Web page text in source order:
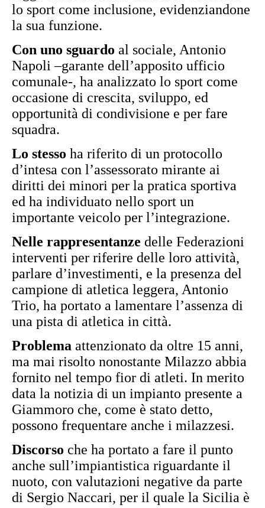
lo sport come inclusione, evidenziandone
la sua funzione.
Con uno sguardo al sociale, Antonio
Napoli –garante dell’apposito ufficio
comunale-, ha analizzato lo sport come
occasione di crescita, sviluppo, ed
opportunità di condivisione e per fare
squadra.
Lo stesso ha riferito di un protocollo
d’intesa con l’assessorato mirante ai
diritti dei minori per la pratica sportiva
ed ha individuato nello sport un
importante veicolo per l’integrazione.
Nelle rappresentanze delle Federazioni
interventi per riferire delle loro attività,
parlare d’investimenti, e la presenza del
campione di atletica leggera, Antonio
Trio, ha portato a lamentare l’assenza di
una pista di atletica in città.
Problema attenzionato da oltre 15 anni,
ma mai risolto nonostante Milazzo abbia
fornito nel tempo fior di atleti. In merito
data la notizia di un impianto presente a
Giammoro che, come è stato detto,
possono frequentare anche i milazzesi.
Discorso che ha portato a fare il punto
anche sull’impiantistica riguardante il
nuoto, con valutazioni negative da parte
di Sergio Naccari, per il quale la Sicilia è